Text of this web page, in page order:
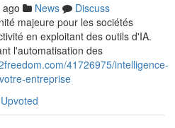
News
Discuss
majeure pour les sociétés
en exploitant des outils d'IA.
l'automatisation des
41726975/intelligence-
entreprise